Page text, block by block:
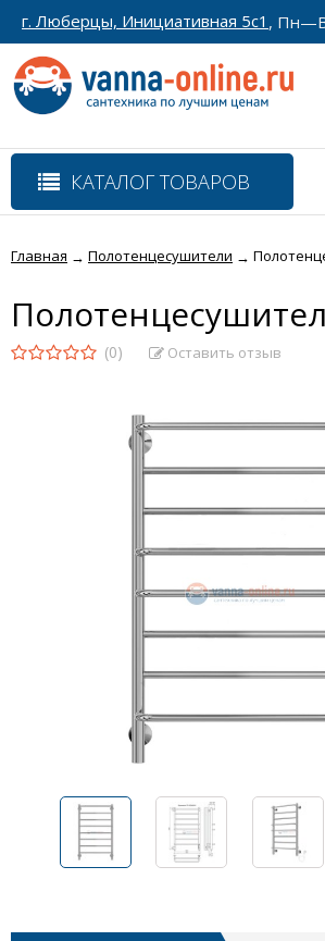
г. Люберцы, Инициативная 5с1 ,
КАТАЛОГ ТОВАРОВ
Главная → Полотенцесушители →
(0) Оставить отзыв